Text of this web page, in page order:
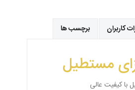
کاربران برچسب ها
مستطیل
با کیفیت عالی